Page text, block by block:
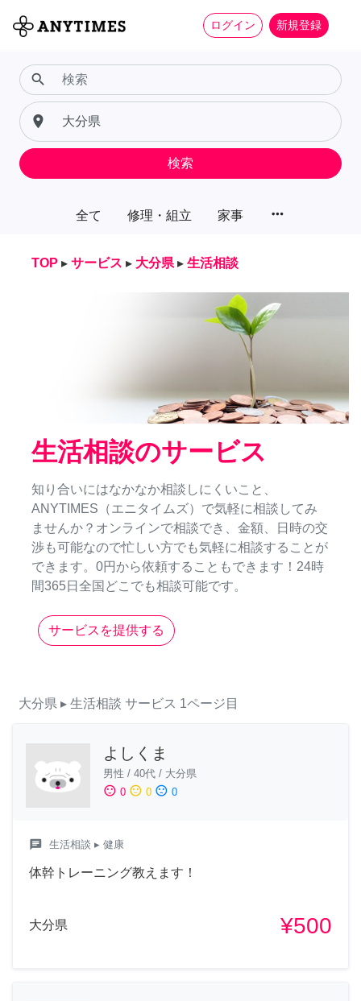
ログイン 新規登録
全て 修理・組立 家事 more_horiz
search
place
検索
TOP ▸ サービス ▸ 大分県 ▸ 生活相談
生活相談のサービス
知り合いにはなかなか相談しにくいこと、
ANYTIMES（エニタイムズ）で気軽に相談してみ
ませんか？オンラインで相談でき、金額、日時の交
渉も可能なので忙しい方でも気軽に相談することが
できます。0円から依頼することもできます！24時
間365日全国どこでも相談可能です。
サービスを提供する
大分県 ▸ 生活相談 サービス 1ページ目
よしくま
男性 / 40代 / 大分県
sentiment_satisfied 0 sentiment_neutral 0 sentiment_dissatisfied 0
chat 生活相談 ▸ 健康
体幹トレーニング教えます！
大分県 ¥500